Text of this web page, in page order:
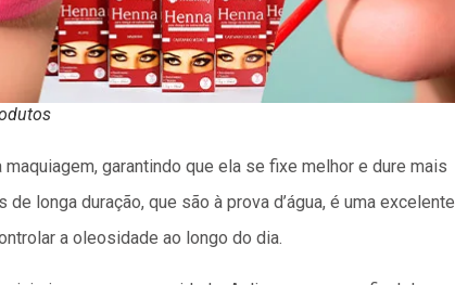
garantindo que ela se fixe melhor e dure mais
longa duração, que são à prova d’água, é uma excelente
a oleosidade ao longo do dia.